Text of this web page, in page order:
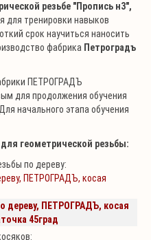
резьбе "Пропись н3",
для тренировки навыков
срок научиться наносить
фабрика Петроградъ
ПЕТРОГРАДЪ
для продолжения обучения
начального этапа обучения
геометрической резьбы:
по дереву:
ПЕТРОГРАДЪ, косая
дереву, ПЕТРОГРАДЪ, косая
45град